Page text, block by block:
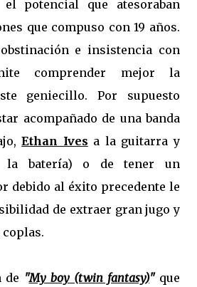
potencial que atesoraban
que compuso con 19 años.
e insistencia con
comprender mejor la
geniecillo. Por supuesto
acompañado de una banda
Ethan Ives a la guitarra y
batería) o de tener un
debido al éxito precedente le
de extraer gran jugo y
coplas.
de "My boy (twin fantasy)"que